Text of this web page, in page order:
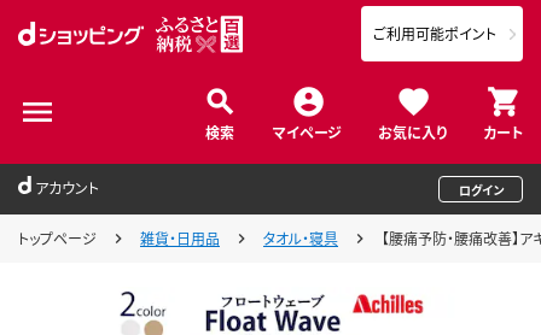
検索 マイページ お気に入り カート
ご利用可能ポイント
アカウント ログイン
トップページ 雑貨・日用品 タオル・寝具 【腰痛予防・腰痛改善】